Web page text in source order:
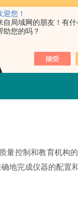
迎您！
自局域网的朋友！有什
助您的吗？
控制和教育机构
地完成仪器的配置和